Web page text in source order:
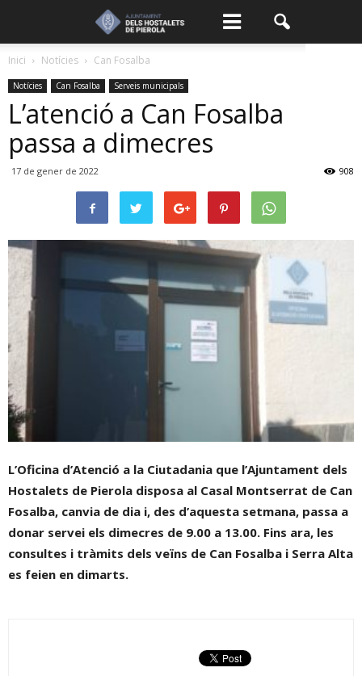
Inici Notícies Can Fosalba
Notícies Can Fosalba Serveis municipals
L’atenció a Can Fosalba
passa a dimecres
17 de gener de 2022 908
L’Oficina d’Atenció a la Ciutadania que l’Ajuntament dels
Hostalets de Pierola disposa al Casal Montserrat de Can
Fosalba, canvia de dia i, des d’aquesta setmana, passa a
donar servei els dimecres de 9.00 a 13.00. Fins ara, les
consultes i tràmits dels veïns de Can Fosalba i Serra Alta
es feien en dimarts.